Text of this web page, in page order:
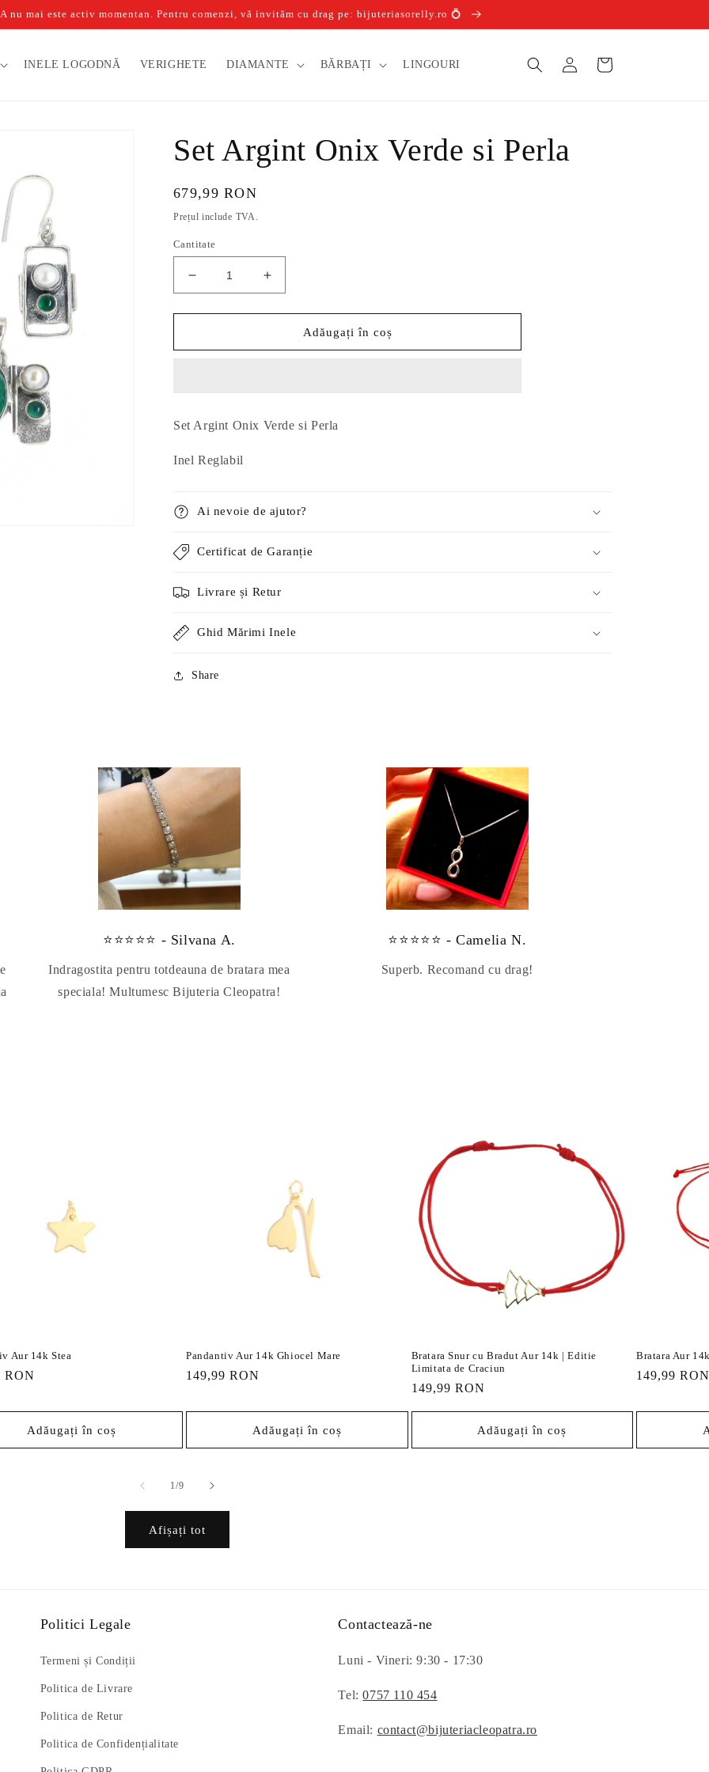
nu mai este activ momentan. Pentru comenzi, vă invităm cu drag pe: bijuteriasorelly.ro 💍
INELE LOGODNĂ VERIGHETE DIAMANTE BĂRBAȚI LINGOURI
Conectați-
Coș
Set Argint Onix Verde si Perla
Preț
obișnuit
679,99 RON
Prețul include TVA.
Cantitate
Reduceți
cantitatea
pentru
Argint
Creșteți
cantitatea
pentru
Argint
Adăugați în coș
Set Argint Onix Verde si Perla
Inel Reglabil
Ai nevoie de ajutor?
Certificat de Garanție
Livrare și Retur
Ghid Mărimi Inele
Share
⭐⭐⭐⭐⭐ - Silvana A.
Indragostita pentru totdeauna de bratara mea
speciala! Multumesc Bijuteria Cleopatra!
⭐⭐⭐⭐⭐ - Camelia N.
Superb. Recomand cu drag!
Aur 14k Stea
RON
Adăugați în coș
Pandantiv Aur 14k Ghiocel Mare
Preț
149,99 RON
Adăugați în coș
Bratara Snur cu Bradut Aur 14k | Editie
Limitata de Craciun
Preț
149,99 RON
Adăugați în coș
Bratara Aur
Preț
149,99 RON
1/din
9
Afișați tot
Politici Legale
Termeni și Condiții
Politica de Livrare
Politica de Retur
Politica de Confidențialitate
Contactează-ne
Luni - Vineri: 9:30 - 17:30
Tel:0757 110 454
Email: contact@bijuteriacleopatra.ro